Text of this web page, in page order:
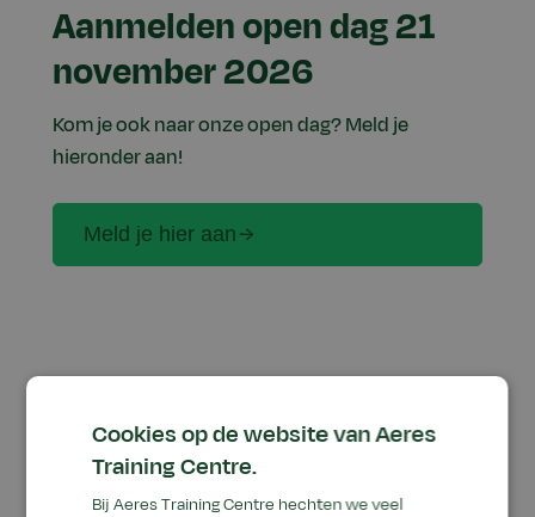
Aanmelden open dag 21
november 2026
Kom je ook naar onze open dag? Meld je
hieronder aan!
Meld je hier aan
De deuren staan voor je open tussen 10:00 en
15:00 uur.
Cookies op de website van Aeres
Training Centre.
Bij Aeres Training Centre hechten we veel